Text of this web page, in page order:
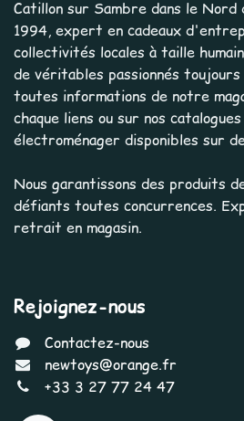
Catillon sur Sambre dans le Nord
1994, expert en cadeaux
collectivités locales à taille
de véritables passionnés
toutes informations de notre
chaque liens ou sur nos
électroménager disponibles sur
Nous garantissons des produits
défiants toutes concurrences.
retrait en magasin.
Rejoignez-nous
Contactez-nous
newtoys@orange.fr
+33 3 27 77 24 47